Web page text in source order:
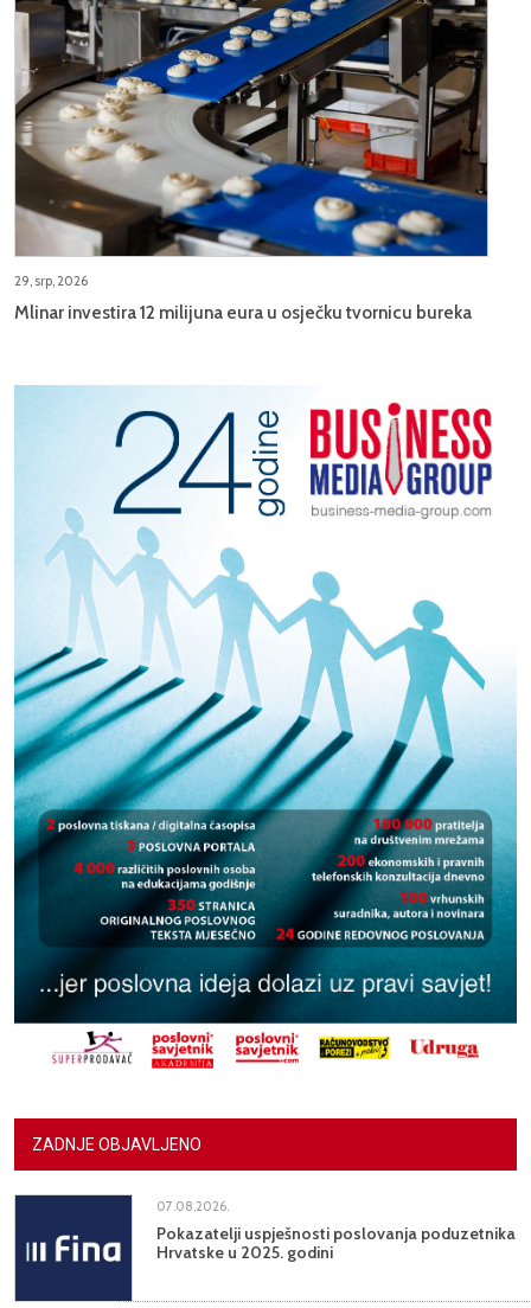
29, srp, 2026
Mlinar investira 12 milijuna eura u osječku tvornicu bureka
ZADNJE OBJAVLJENO
07.08.2026.
Pokazatelji uspješnosti poslovanja poduzetnika
Hrvatske u 2025. godini